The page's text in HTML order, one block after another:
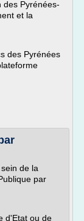
des Pyrénées-
et la
des Pyrénées
de la
par
d'Etat ou de